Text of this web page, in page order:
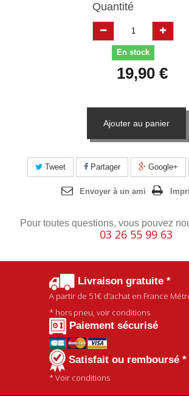
Quantité
En stock
19,90 €
Ajouter au panier
Tweet Partager Google+
Envoyer à un ami
Pour toutes questions, vous pouvez
03 26 55 99 63
Livraison gratuite *
A partir de 51€d'achat en France
* hors pneu, voir conditions
Paiement sécurisé
Satisfait ou remboursé *
* Voir conditions